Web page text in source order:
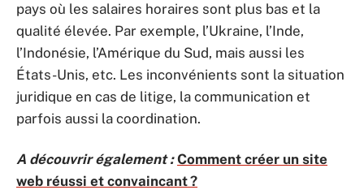
pays où les salaires horaires sont plus bas et la
qualité élevée. Par exemple, l’Ukraine, l’Inde,
l’Indonésie, l’Amérique du Sud, mais aussi les
États-Unis, etc. Les inconvénients sont la situation
juridique en cas de litige, la communication et
parfois aussi la coordination.
A découvrir également : Comment créer un site
web réussi et convaincant ?